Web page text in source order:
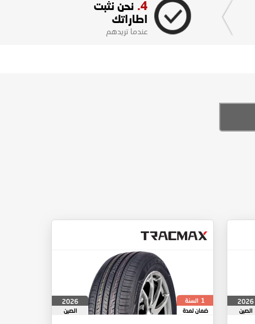
4. نحن نثبت
اطاراتك
عندما تريدهم
2026
الصين
1 السنة
ضمان لمدة
2026
الصين